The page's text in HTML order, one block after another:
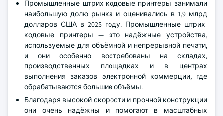
Промышленные штрих-кодовые принтеры занимали
наибольшую долю рынка и оценивались в 1,9 млрд
долларов США в 2025 году. Промышленные штрих-
кодовые принтеры — это надёжные устройства,
используемые для объёмной и непрерывной печати,
и они особенно востребованы на складах,
производственных площадках и в центрах
выполнения заказов электронной коммерции, где
обрабатываются большие объёмы.
Благодаря высокой скорости и прочной конструкции
они очень надёжны и помогают в масштабных